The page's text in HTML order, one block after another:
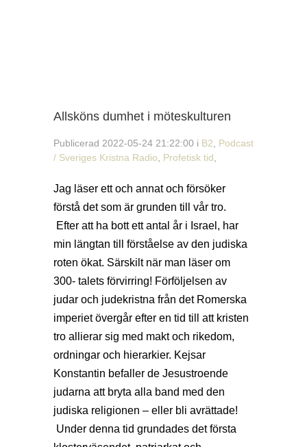
Allsköns dumhet i möteskulturen
Publicerad 2022-05-24 21:22:00 i B2
Podcast
/ Sveriges Kristna Radio
Profetisk tid
Jag läser ett och annat och försöker
förstå det som är grunden till vår tro.
Efter att ha bott ett antal år i Israel, har
min längtan till förståelse av den judiska
roten ökat. Särskilt när man läser om
300- talets förvirring! Förföljelsen av
judar och judekristna från det Romerska
imperiet övergår efter en tid till att kristen
tro allierar sig med makt och rikedom,
ordningar och hierarkier. Kejsar
Konstantin befaller de Jesustroende
judarna att bryta alla band med den
judiska religionen – eller bli avrättade!
Under denna tid grundades det första